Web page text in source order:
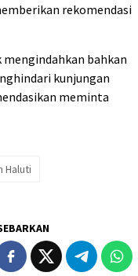
rekomendasi
bahkan
kunjungan
meminta
Haluti